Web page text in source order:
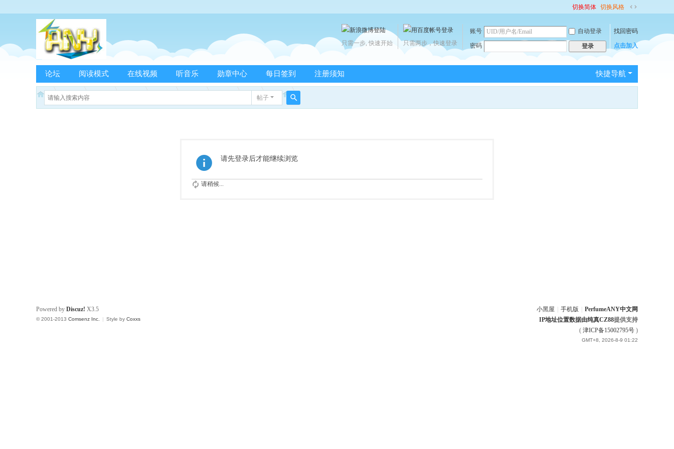
切换简体 切换风格
切
到
宽
版
账号 自动登录 找回密码
密码 登录 点击加入
只需两步，快速登录
只需一步, 快速开始
快捷导航
论坛 阅读模式 在线视频 听音乐 勋章中心 每日签到 注册须知
帖子
搜
请先登录后才能继续浏览
请稍候...
小黑屋 手机版
PerfumeANY中文网
IP地址位置数据由纯真CZ88提供支持
( 津ICP备15002795号 )
GMT+8, 2026-8-9 01:22
Powered by Discuz! X3.5
© 2001-2013 Comsenz Inc. | Style by Coxxs